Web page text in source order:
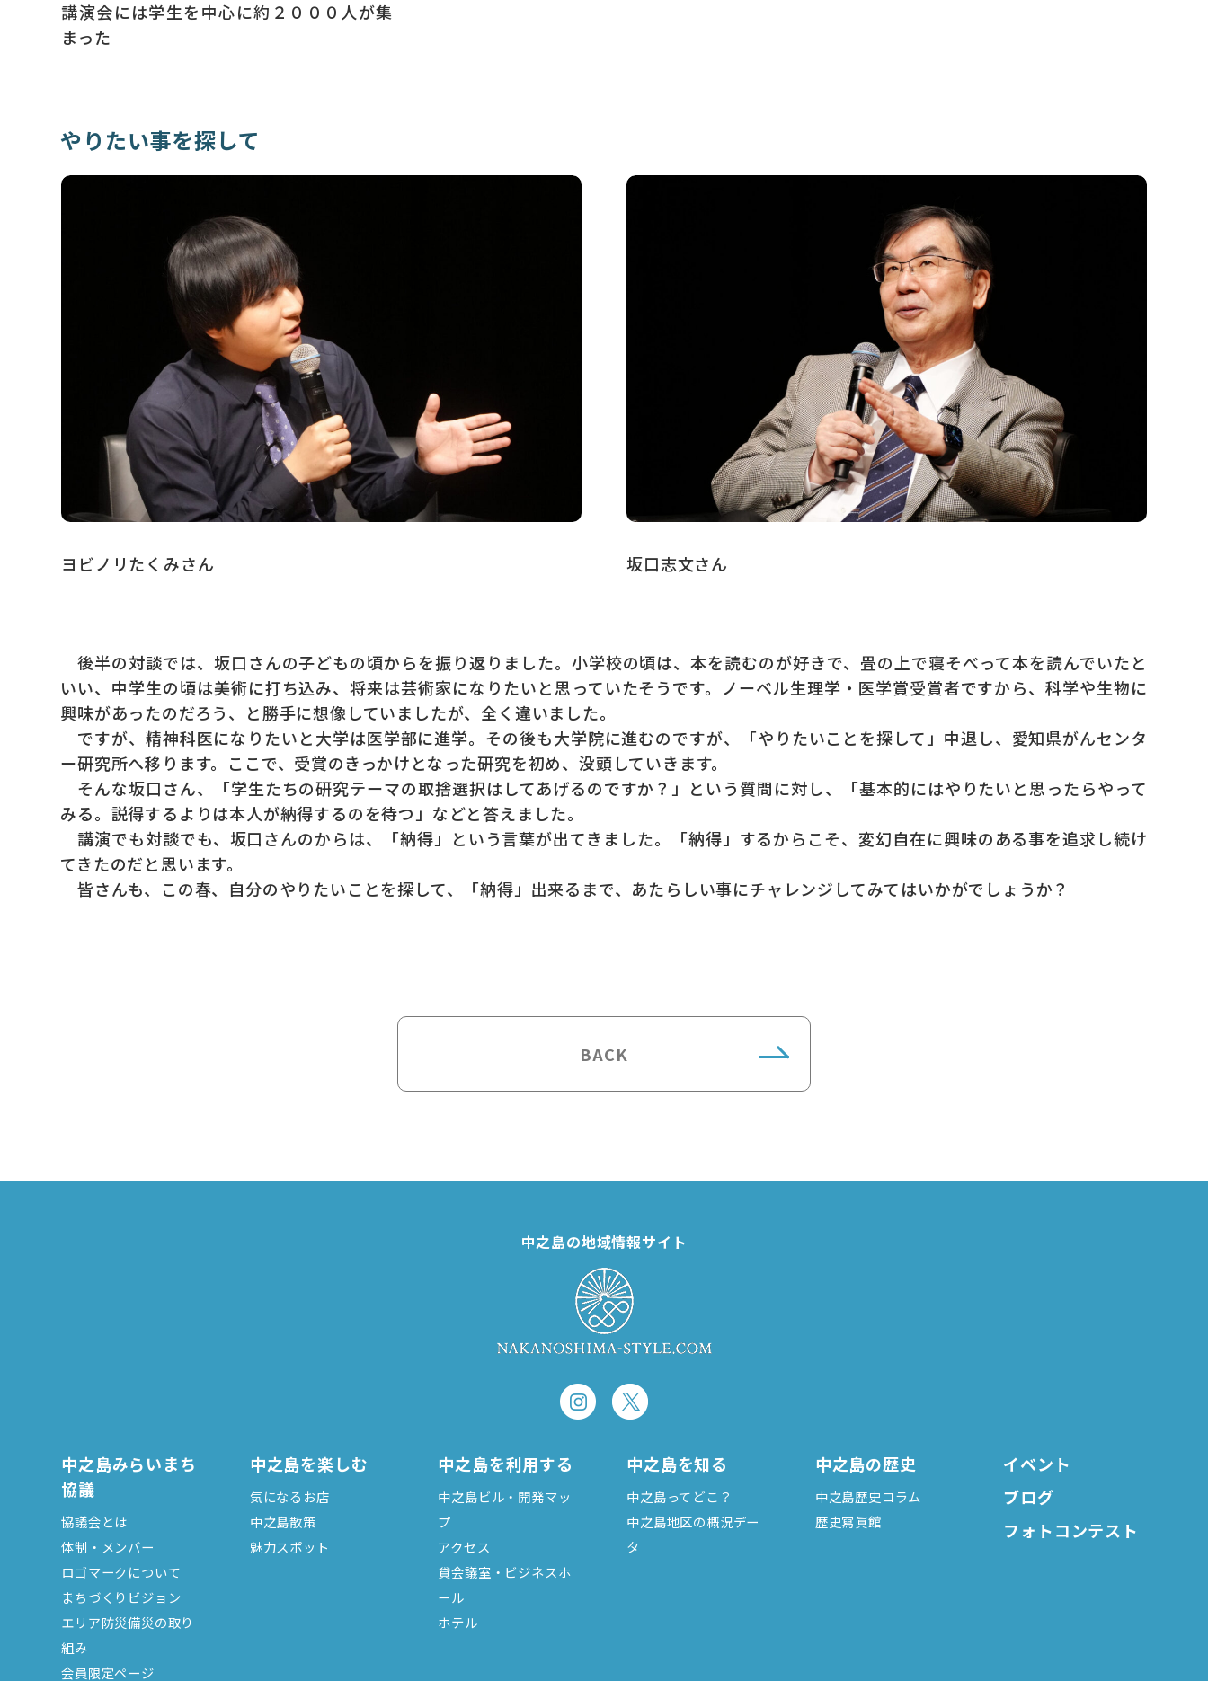
講演会には学生を中心に約２０００人が集
まった
やりたい事を探して
ヨビノリたくみさん 坂口志文さん
後半の対談では、坂口さんの子どもの頃からを振り返りました。小学校の頃は、本を読むのが好きで、畳の上で寝そべって本を読んでいたと
いい、中学生の頃は美術に打ち込み、将来は芸術家になりたいと思っていたそうです。ノーベル生理学・医学賞受賞者ですから、科学や生物に
興味があったのだろう、と勝手に想像していましたが、全く違いました。
ですが、精神科医になりたいと大学は医学部に進学。その後も大学院に進むのですが、「やりたいことを探して」中退し、愛知県がんセンタ
ー研究所へ移ります。ここで、受賞のきっかけとなった研究を初め、没頭していきます。
そんな坂口さん、「学生たちの研究テーマの取捨選択はしてあげるのですか？」という質問に対し、「基本的にはやりたいと思ったらやって
みる。説得するよりは本人が納得するのを待つ」などと答えました。
講演でも対談でも、坂口さんのからは、「納得」という言葉が出てきました。「納得」するからこそ、変幻自在に興味のある事を追求し続け
てきたのだと思います。
皆さんも、この春、自分のやりたいことを探して、「納得」出来るまで、あたらしい事にチャレンジしてみてはいかがでしょうか？
BACK
中之島の地域情報サイト
中之島みらいまち
協議
協議会とは
体制・メンバー
ロゴマークについて
まちづくりビジョン
エリア防災備災の取り
組み
会員限定ページ
中之島を楽しむ
気になるお店
中之島散策
魅力スポット
中之島を利用する
中之島ビル・開発マッ
プ
アクセス
貸会議室・ビジネスホ
ール
ホテル
中之島を知る
中之島ってどこ？
中之島地区の概況デー
タ
中之島の歴史
中之島歴史コラム
歴史寫眞館
イベント
ブログ
フォトコンテスト